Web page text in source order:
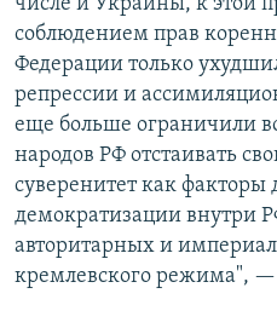
соблюдением прав
Федерации только
репрессии и
еще больше ограничили
народов РФ отстаивать
суверенитет как факторы
демократизации внутри
авторитарных и
кремлевского режима", —